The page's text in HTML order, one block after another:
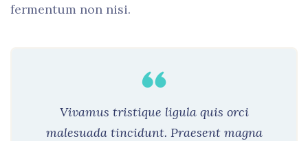
fermentum non nisi.
Vivamus tristique ligula quis orci
malesuada tincidunt. Praesent magna